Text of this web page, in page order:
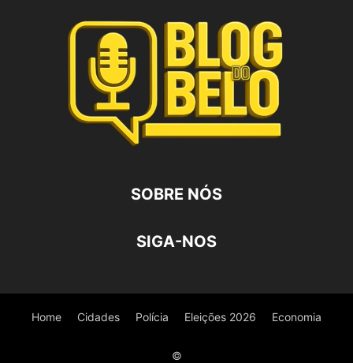
SOBRE NÓS
SIGA-NOS
Home Cidades Polícia Eleições 2026 Economia
©